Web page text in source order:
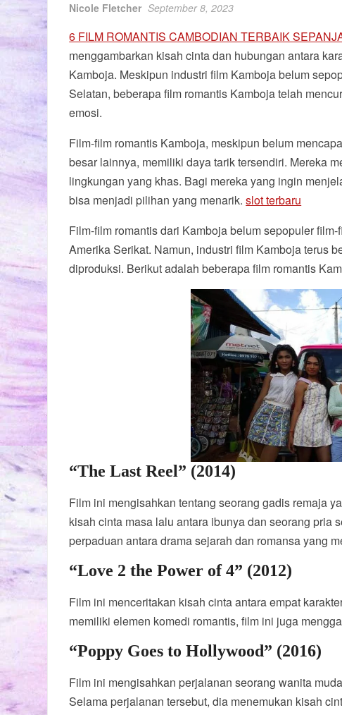
Nicole Fletcher September 8, 2023
6 FILM ROMANTIS CAMBODIAN TERBAIK
menggambarkan kisah cinta dan hubungan antara
Kamboja. Meskipun industri film Kamboja belum
Selatan, beberapa film romantis Kamboja telah
emosi.
Film-film romantis Kamboja, meskipun belum
besar lainnya, memiliki daya tarik tersendiri. Mereka
lingkungan yang khas. Bagi mereka yang ingin
bisa menjadi pilihan yang menarik.slot terbaru
Film-film romantis dari Kamboja belum sepopuler
Amerika Serikat. Namun, industri film Kamboja terus
diproduksi. Berikut adalah beberapa film romantis
“The Last Reel” (2014)
Film ini mengisahkan tentang seorang gadis remaja
kisah cinta masa lalu antara ibunya dan seorang pria
perpaduan antara drama sejarah dan romansa yang
“Love 2 the Power of 4” (2012)
Film ini menceritakan kisah cinta antara empat
memiliki elemen komedi romantis, film ini juga
“Poppy Goes to Hollywood” (2016)
Film ini mengisahkan perjalanan seorang wanita
Selama perjalanan tersebut, dia menemukan kisah